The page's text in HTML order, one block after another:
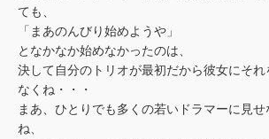
ても、
「まあのんびり始めようや」
となかなか始めなかったのは、
決して自分のトリオが最初だから彼女にそ
なくね・・・
まあ、ひとりでも多くの若いドラマーに見
ね、